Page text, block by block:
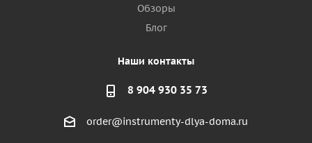
Обзоры
Блог
Наши контакты
8 904 930 35 73
order@instrumenty-dlya-doma.ru